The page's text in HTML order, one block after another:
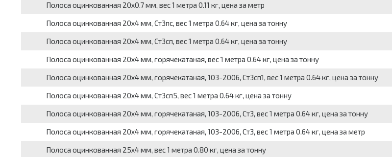
Полоса оцинкованная 20x0.7 мм, вес 1 метра 0.11 кг, цена за метр
Полоса оцинкованная 20x4 мм, Ст3пс, вес 1 метра 0.64 кг, цена за тонну
Полоса оцинкованная 20x4 мм, Ст3сп, вес 1 метра 0.64 кг, цена за тонну
Полоса оцинкованная 20x4 мм, горячекатаная, вес 1 метра 0.64 кг, цена за тонну
Полоса оцинкованная 20x4 мм, горячекатаная, 103-2006, Ст3сп1, вес 1 метра 0.64 кг, цена за тонну
Полоса оцинкованная 20x4 мм, Ст3сп5, вес 1 метра 0.64 кг, цена за тонну
Полоса оцинкованная 20x4 мм, горячекатаная, 103-2006, Ст3, вес 1 метра 0.64 кг, цена за тонну
Полоса оцинкованная 20x4 мм, горячекатаная, 103-2006, Ст3, вес 1 метра 0.64 кг, цена за метр
Полоса оцинкованная 25x4 мм, вес 1 метра 0.80 кг, цена за тонну